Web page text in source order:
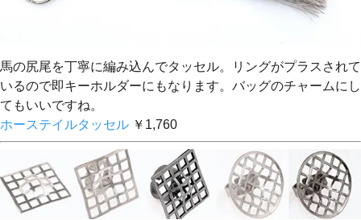
馬の尻尾を丁寧に編み込んでタッセル。リングがプラスされて
いるので即キーホルダーにもなります。バッグのチャームにし
てもいいですね。
ホーステイルタッセル ￥1,760